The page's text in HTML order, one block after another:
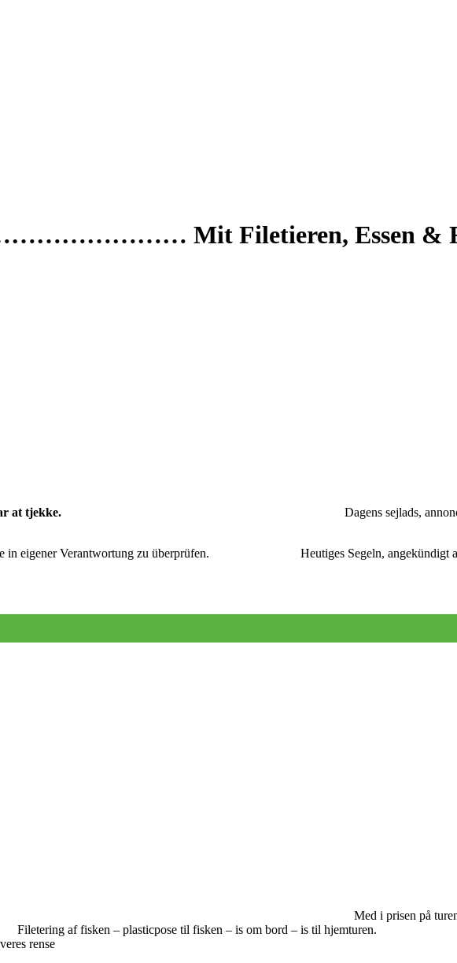
Mit Filetieren, Essen &
at tjekke. Dagens sejlads, annonceres på
in eigener Verantwortung zu überprüfen. Heutiges Segeln, angekündigt
i prisen på turen er: Morgenmad –
Filetering af fisken – plasticpose til fisken – is
rense